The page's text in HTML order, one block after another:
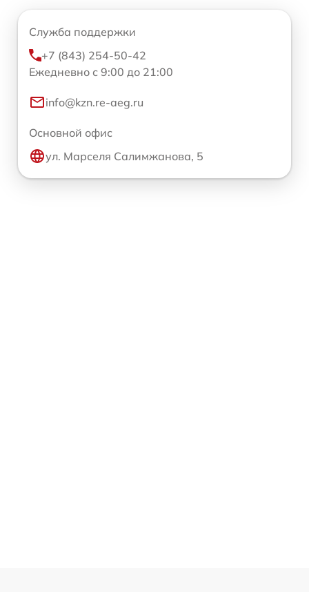
Служба поддержки
+7 (843) 254-50-42
Ежедневно с 9:00 до 21:00
info@kzn.re-aeg.ru
Основной офис
ул. Марселя Салимжанова, 5